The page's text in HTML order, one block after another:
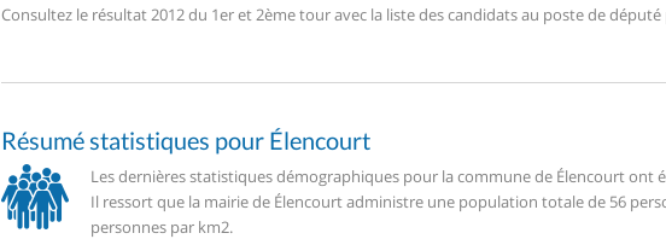
Consultez le résultat 2012 du 1er et 2ème tour avec la liste des candidats au poste de
Résumé statistiques pour Élencourt
Les dernières statistiques démographiques pour la commune de Élencourt ont
Il ressort que la mairie de Élencourt administre une population totale de 56
personnes par km2.